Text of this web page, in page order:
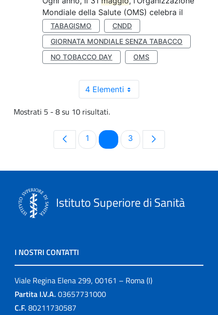
Mondiale della Salute (OMS) celebra il
TABAGISMO
CNDD
GIORNATA MONDIALE SENZA TABACCO
NO TOBACCO DAY
OMS
4 Elementi
Mostrati 5 - 8 su 10 risultati.
Pagina
1 PaginaPagina
3
Istituto Superiore di Sanità
I NOSTRI CONTATTI
Viale Regina Elena 299, 00161 – Roma (I)
Partita I.V.A. 03657731000
C.F. 80211730587